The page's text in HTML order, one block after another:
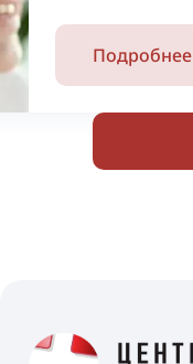
Подробнее